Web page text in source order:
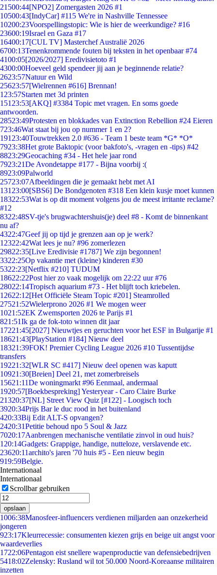
21500:44[NPO2] Zomergasten 2026 #1
10500:43[IndyCar] #115 We're in Nashville Tennessee
10200:23Voorspellingstopic: Wie is hier de weerkundige? #16
23600:19Israel en Gaza #17
16400:17[CUL TV] Masterchef Australië 2026
6700:13Tenenkrommende fouten bij teksten in het openbaar #74
4100:05[2026/2027] Eredivisietoto #1
4300:00Hoeveel geld spendeer jij aan je beginnende relatie?
2623:57Natuur en Wild
25623:57[Wielrennen #616] Brennan!
1 23:57Starten met 3d printen
151 23:53[AKQ] #3384 Topic met vragen. En soms goede
antwoorden.
28523:49Protesten en blokkades van Extinction Rebellion #24 Eieren
723:46Wat staat bij jou op nummer 1 en 2?
191 23:40Touwtrekken 2.0 #636 - Team 1 beste team *G* *O*
7923:38Het grote Baktopic (voor bakfoto's, -vragen en -tips) #42
8823:29Geocaching #34 - Het hele jaar rond
7923:21De Avondetappe #177 - Bijna voorbij :(
8923:09Palworld
25723:07Afbeeldingen die je gemaakt hebt met AI
131 23:00[SBS6] De Bondgenoten #318 Een klein kusje moet kunnen
18322:53Wat is op dit moment volgens jou de meest irritante reclame?
#12
8322:48SV-tje's brugwachtershuis(je) deel #8 - Komt de binnenkant
nu af?
4322:47Geef jij op tijd je grenzen aan op je werk?
12322:42Wat lees je nu? #96 zomerlezen
29822:35[Live Eredivisie #1787] We zijn begonnen!
3322:25Op vakantie met (kleine) kinderen #30
5322:23[Netflix #210] TUDUM
18622:22Post hier zo vaak mogelijk om 22:22 uur #76
28022:14Tropisch aquarium #73 - Het blijft toch kriebelen.
12622:12[Het Officiële Steam Topic #201] Steamrolled
27521:52Wielerprono 2026 #1 We mogen weer
1021:52EK Zwemsporten 2026 te Parijs #1
821:51Ik ga de fok-toto winnen dit jaar
17221:45[2027] Nieuwtjes en geruchten voor het ESF in Bulgarije #1
18621:43[PlayStation #184] Nieuw deel
18321:39FOK! Premier Cycling League 2026 #10 Tussentijdse
transfers
19221:32[WLR SC #417] Nieuw deel openen was kaputt
10921:30[Breien] Deel 21, met zomerbreisels
15621:11De woningmarkt #96 Eenmaal, andermaal
1920:57[Boekbespreking] Yesteryear - Caro Claire Burke
21320:37[NL] Street View Quiz [#122] - Loogisch toch
3920:34Prijs Bar le duc rood in het buitenland
420:33Bij Edit ALT-S opvangen?
2420:31Petitie behoud npo 5 Soul & Jazz
7020:17Aanbrengen mechanische ventilatie zinvol in oud huis?
1 20:14Gadgets: Grappige, handige, nutteloze, verslavende etc.
23620:11archito's jaren '70 huis #5 - Een nieuw begin
919:59Belgie.
Internationaal
Internationaal
Scrollbar gebruiken
opslaan
1006:38Manosfeer-influencers verdienen miljarden aan onzekerheid
jongeren
923:17Kleurrecessie: consumenten kiezen grijs en beige uit angst voor
waardeverlies
1722:06Pentagon eist snellere wapenproductie van defensiebedrijven
5418:02Zelensky: Rusland wil tot 50.000 Noord-Koreaanse militairen
inzetten